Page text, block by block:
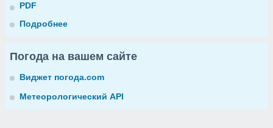
PDF
Подробнее
Погода на вашем сайте
Виджет погода.com
Метеорологический API